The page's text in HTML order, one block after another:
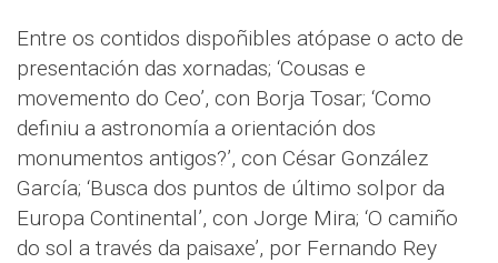
Entre os contidos dispoñibles atópase o acto de
presentación das xornadas; ‘Cousas e
movemento do Ceo’, con Borja Tosar; ‘Como
definiu a astronomía a orientación dos
monumentos antigos?’, con César González
García; ‘Busca dos puntos de último solpor da
Europa Continental’, con Jorge Mira; ‘O camiño
do sol a través da paisaxe’, por Fernando Rey